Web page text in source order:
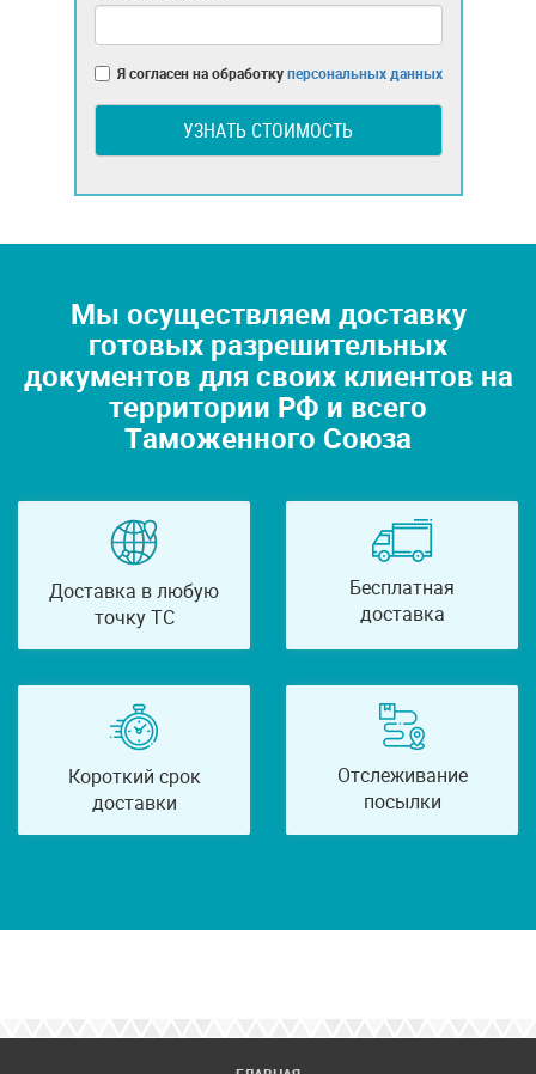
Я согласен на обработкуперсональных данных
УЗНАТЬ СТОИМОСТЬ
Мы осуществляем доставку
готовых разрешительных
документов для своих клиентов на
территории РФ и всего
Таможенного Союза
Доставка в любую
точку ТС
Бесплатная
доставка
Короткий срок
доставки
Отслеживание
посылки